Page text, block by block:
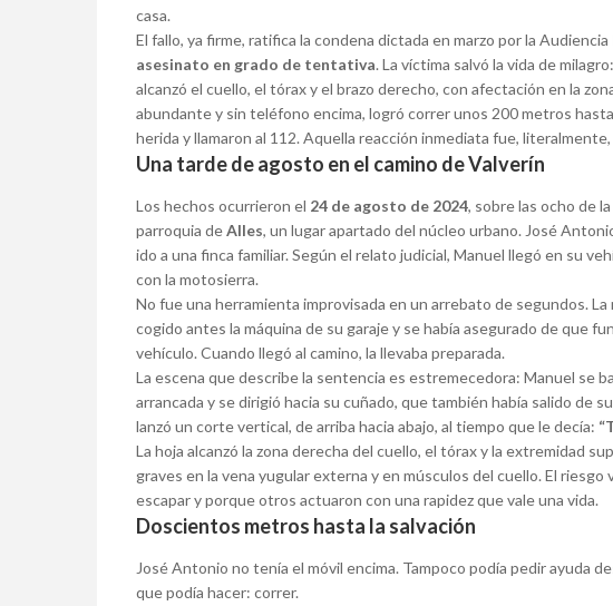
casa.
El fallo, ya firme, ratifica la condena dictada en marzo por la
asesinato en grado de tentativa. La víctima salvó la vida de
alcanzó el cuello, el tórax y el brazo derecho, con afectación en la
abundante y sin teléfono encima, logró correr unos 200 metros
herida y llamaron al 112. Aquella reacción inmediata fue,
Una tarde de agosto en el camino de Valverín
Los hechos ocurrieron el 24 de agosto de 2024, sobre las ocho de
parroquia deAlles, un lugar apartado del núcleo urbano. José
ido a una finca familiar. Según el relato judicial, Manuel llegó en su
con la motosierra.
No fue una herramienta improvisada en un arrebato de segundos.
cogido antes la máquina de su garaje y se había asegurado de que
vehículo. Cuando llegó al camino, la llevaba preparada.
La escena que describe la sentencia es estremecedora: Manuel se
arrancada y se dirigió hacia su cuñado, que también había salido de
lanzó un corte vertical, de arriba hacia abajo, al tiempo que le decía:
La hoja alcanzó la zona derecha del cuello, el tórax y la extremidad
graves en la vena yugular externa y en músculos del cuello. El
escapar y porque otros actuaron con una rapidez que vale una vida.
Doscientos metros hasta la salvación
José Antonio no tenía el móvil encima. Tampoco podía pedir ayuda
que podía hacer: correr.